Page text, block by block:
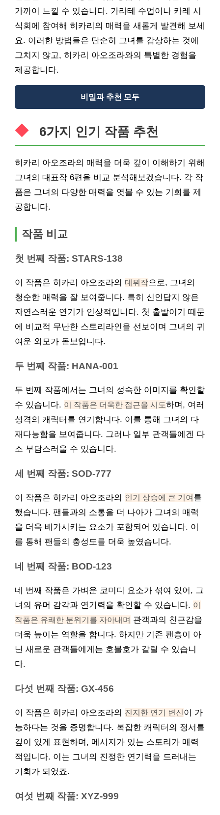
가까이 느낄 수 있습니다. 가라테 수업이나 카레 시
식회에 참여해 히카리의 매력을 새롭게 발견해 보세
요. 이러한 방법들은 단순히 그녀를 감상하는 것에
그치지 않고, 히카리 아오조라와의 특별한 경험을
제공합니다.
비밀과 추천 모두
6가지 인기 작품 추천
히카리 아오조라의 매력을 더욱 깊이 이해하기 위해
그녀의 대표작 6편을 비교 분석해보겠습니다. 각 작
품은 그녀의 다양한 매력을 엿볼 수 있는 기회를 제
공합니다.
작품 비교
첫 번째 작품: STARS-138
이 작품은 히카리 아오조라의 데뷔작으로, 그녀의
청순한 매력을 잘 보여줍니다. 특히 신인답지 않은
자연스러운 연기가 인상적입니다. 첫 출발이기 때문
에 비교적 무난한 스토리라인을 선보이며 그녀의 귀
여운 외모가 돋보입니다.
두 번째 작품: HANA-001
두 번째 작품에서는 그녀의 성숙한 이미지를 확인할
수 있습니다. 이 작품은 더욱한 접근을 시도하며, 여러
성격의 캐릭터를 연기합니다. 이를 통해 그녀의 다
재다능함을 보여줍니다. 그러나 일부 관객들에겐 다
소 부담스러울 수 있습니다.
세 번째 작품: SOD-777
이 작품은 히카리 아오조라의 인기 상승에 큰 기여를
했습니다. 팬들과의 소통을 더 나아가 그녀의 매력
을 더욱 배가시키는 요소가 포함되어 있습니다. 이
를 통해 팬들의 충성도를 더욱 높였습니다.
네 번째 작품: BOD-123
네 번째 작품은 가벼운 코미디 요소가 섞여 있어, 그
녀의 유머 감각과 연기력을 확인할 수 있습니다. 이
작품은 유쾌한 분위기를 자아내며 관객과의 친근감을
더욱 높이는 역할을 합니다. 하지만 기존 팬층이 아
닌 새로운 관객들에게는 호불호가 갈릴 수 있습니
다.
다섯 번째 작품: GX-456
이 작품은 히카리 아오조라의 진지한 연기 변신이 가
능하다는 것을 증명합니다. 복잡한 캐릭터의 정서를
깊이 있게 표현하며, 메시지가 있는 스토리가 매력
적입니다. 이는 그녀의 진정한 연기력을 드러내는
기회가 되었죠.
여섯 번째 작품: XYZ-999